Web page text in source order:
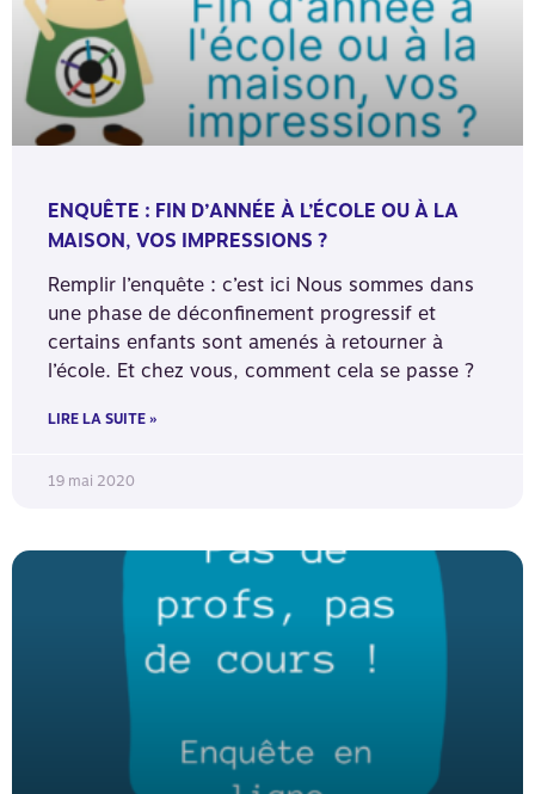
ENQUÊTE : FIN D’ANNÉE À L’ÉCOLE OU À LA
MAISON, VOS IMPRESSIONS ?
Remplir l’enquête : c’est ici Nous sommes dans
une phase de déconfinement progressif et
certains enfants sont amenés à retourner à
l’école. Et chez vous, comment cela se passe ?
LIRE LA SUITE »
19 mai 2020